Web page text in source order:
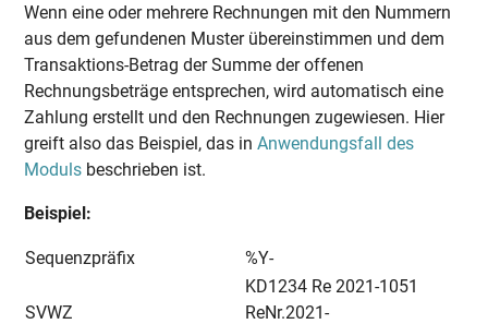
Wenn eine oder mehrere Rechnungen mit den Nummern
aus dem gefundenen Muster übereinstimmen und dem
Transaktions-Betrag der Summe der offenen
Rechnungsbeträge entsprechen, wird automatisch eine
Zahlung erstellt und den Rechnungen zugewiesen. Hier
greift also das Beispiel, das inAnwendungsfall des
Moduls beschrieben ist.
Beispiel:
Sequenzpräfix %Y-
SVWZ
KD1234 Re 2021-1051
ReNr.2021-